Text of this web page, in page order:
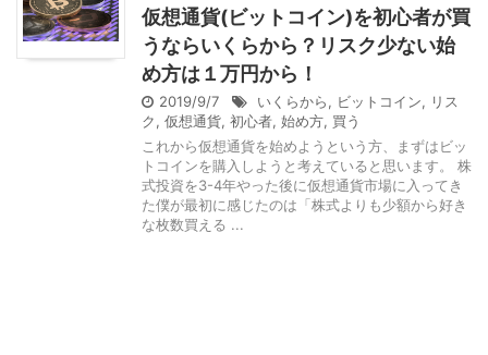
仮想通貨(ビットコイン)を初心者が買
うならいくらから？リスク少ない始
め方は１万円から！
2019/9/7 いくらから, ビットコイン, リス
ク, 仮想通貨, 初心者, 始め方, 買う
これから仮想通貨を始めようという方、まずはビッ
トコインを購入しようと考えていると思います。 株
式投資を3-4年やった後に仮想通貨市場に入ってき
た僕が最初に感じたのは「株式よりも少額から好き
な枚数買える ...